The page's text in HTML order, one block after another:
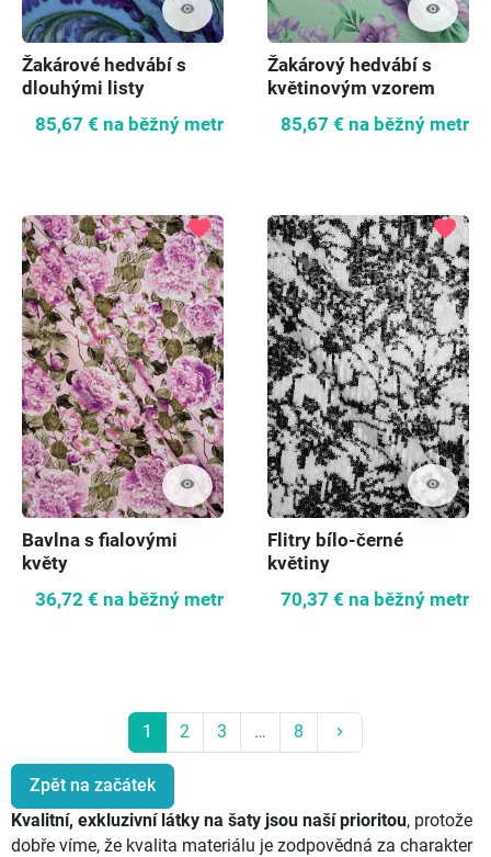
visibility
Žakárové hedvábí s
dlouhými listy
85,67 € na běžný metr
visibility
Žakárový hedvábí s
květinovým vzorem
85,67 € na běžný metr
visibility
favorite
Bavlna s fialovými
květy
36,72 € na běžný metr
visibility
favorite
Flitry bílo-černé
květiny
70,37 € na běžný metr
1 2 3 … 8 keyboard_arrow_right
Zpět na začátek
Kvalitní, exkluzivní látky na šaty jsou naší prioritou, protože
dobře víme, že kvalita materiálu je zodpovědná za charakter